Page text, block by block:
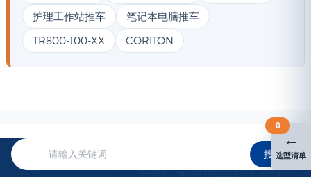
护理工作站推车
笔记本电脑推车
TR800-100-XX
CORITON
搜索
←
选型清单
0